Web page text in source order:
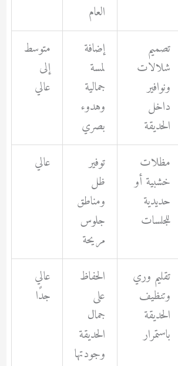
العام
تصميم
شلالات
ونوافير
داخل
الحديقة
إضافة
لمسة
جمالية
وهدوء
بصري
متوسط
إلى
عالي
مظلات
خشبية أو
حديدية
للجلسات
توفير
ظل
ومناطق
جلوس
مريحة
عالي
تقليم وري
وتنظيف
الحديقة
باستمرار
الحفاظ
على
جمال
الحديقة
وجودتها
عالي
جدًا